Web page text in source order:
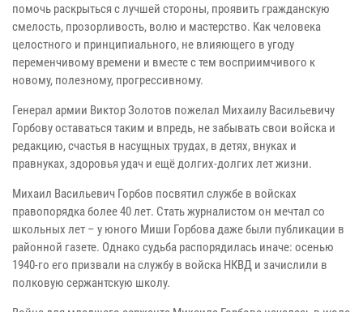
помочь раскрыться с лучшей стороны, проявить гражданскую
смелость, прозорливость, волю и мастерство. Как человека
целостного и принципиального, не влияющего в угоду
переменчивому времени и вместе с тем восприимчивого к
новому, полезному, прогрессивному.
Генерал армии Виктор Золотов пожелал Михаилу Васильевичу
Горбову оставаться таким и впредь, не забывать свои войска и
редакцию, счастья в насущных трудах, в детях, внуках и
правнуках, здоровья удач и ещё долгих-долгих лет жизни.
Михаил Васильевич Горбов посвятил службе в войсках
правопорядка более 40 лет. Стать журналистом он мечтал со
школьных лет – у юного Миши Горбова даже были публикации в
районной газете. Однако судьба распорядилась иначе: осенью
1940-го его призвали на службу в войска НКВД и зачислили в
полковую сержантскую школу.